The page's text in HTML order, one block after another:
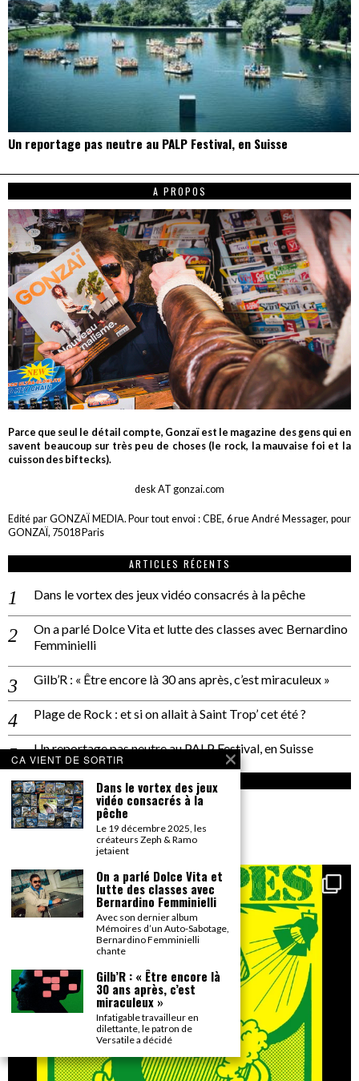
Un reportage pas neutre au PALP Festival, en Suisse
A PROPOS
Parce que seul le détail compte, Gonzaï est le magazine des gens qui en
savent beaucoup sur très peu de choses (le rock, la mauvaise foi et la
cuisson des biftecks).
desk AT gonzai.com
Edité par GONZAÏ MEDIA. Pour tout envoi : CBE, 6 rue André Messager, pour
GONZAÏ, 75018 Paris
ARTICLES RÉCENTS
Dans le vortex des jeux vidéo consacrés à la pêche
On a parlé Dolce Vita et lutte des classes avec Bernardino
Femminielli
Gilb’R : « Être encore là 30 ans après, c’est miraculeux »
Plage de Rock : et si on allait à Saint Trop’ cet été ?
Un reportage pas neutre au PALP Festival, en Suisse
INSTAGRAM
gonzai_magazine
Seul le détail compte.
CA VIENT DE SORTIR
Dans le vortex des jeux
vidéo consacrés à la
pêche
Le 19 décembre 2025, les
créateurs Zeph & Ramo
jetaient
On a parlé Dolce Vita et
lutte des classes avec
Bernardino Femminielli
Avec son dernier album
Mémoires d’un Auto-Sabotage,
Bernardino Femminielli
chante
Gilb’R : « Être encore là
30 ans après, c’est
miraculeux »
Infatigable travailleur en
dilettante, le patron de
Versatile a décidé